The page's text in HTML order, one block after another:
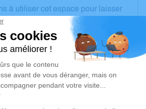
à utiliser cet espace pour laisser
partager des photos souvenirs,
vos pensées à travers des
Cet endroit est un lieu
à honorer la mémoire de
d’arbre hommage est